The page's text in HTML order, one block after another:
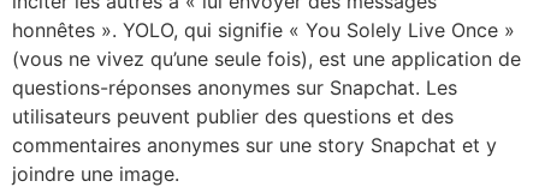
honnêtes ». YOLO, qui signifie « You Solely Live Once »
(vous ne vivez qu’une seule fois), est une application de
questions-réponses anonymes sur Snapchat. Les
utilisateurs peuvent publier des questions et des
commentaires anonymes sur une story Snapchat et y
joindre une image.